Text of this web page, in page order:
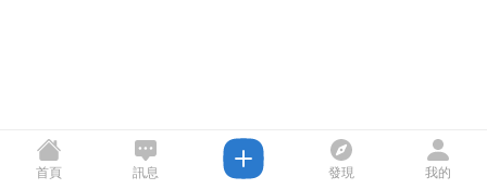
首頁 訊息 發現 我的